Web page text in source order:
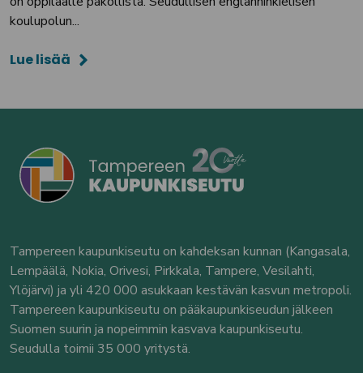
koulupolun...
Lue lisää
Tampereen kaupunkiseutu on kahdeksan kunnan (Kangasala,
Lempäälä, Nokia, Orivesi, Pirkkala, Tampere, Vesilahti,
Ylöjärvi) ja yli 420 000 asukkaan kestävän kasvun metropoli.
Tampereen kaupunkiseutu on pääkaupunkiseudun jälkeen
Suomen suurin ja nopeimmin kasvava kaupunkiseutu.
Seudulla toimii 35 000 yritystä.